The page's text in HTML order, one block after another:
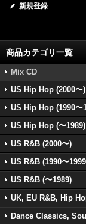
新規登録
商品カテゴリ一覧
Mix CD
US Hip Hop (2000〜)
US Hip Hop (1990〜
US Hip Hop (〜1989)
US R&B (2000〜)
US R&B (1990〜
US R&B (〜1989)
UK, EU R&B, Hip
Dance Classics, Soul